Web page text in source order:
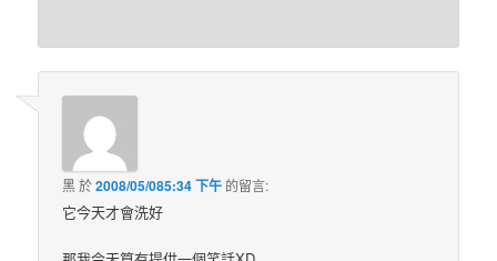
黑於2008/05/085:34 下午 的留言:
它今天才會洗好